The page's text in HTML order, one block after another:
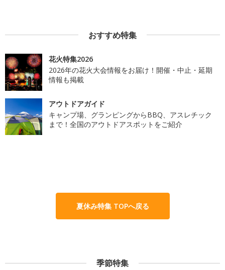
おすすめ特集
花火特集2026
2026年の花火大会情報をお届け！開催・中止・延期
情報も掲載
アウトドアガイド
キャンプ場、グランピングからBBQ、アスレチック
まで！全国のアウトドアスポットをご紹介
夏休み特集 TOPへ戻る
季節特集